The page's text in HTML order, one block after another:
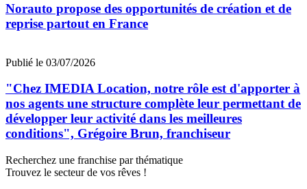
Norauto propose des opportunités de création et de
reprise partout en France
Publié le 03/07/2026
"Chez IMEDIA Location, notre rôle est d'apporter à
nos agents une structure complète leur permettant de
développer leur activité dans les meilleures
conditions", Grégoire Brun, franchiseur
Recherchez une franchise par thématique
Trouvez le secteur de vos rêves !